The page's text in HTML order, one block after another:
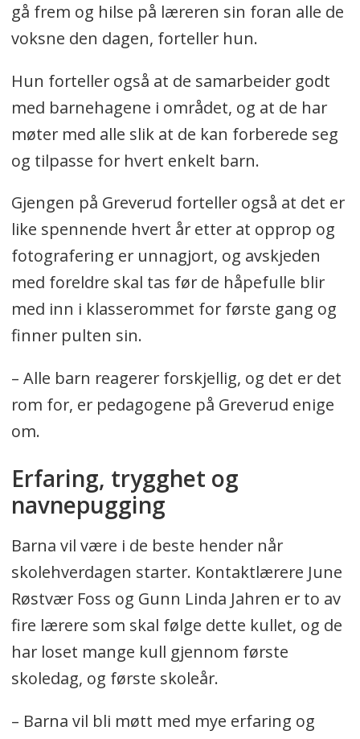
gå frem og hilse på læreren sin foran alle de
voksne den dagen, forteller hun.
Hun forteller også at de samarbeider godt
med barnehagene i området, og at de har
møter med alle slik at de kan forberede seg
og tilpasse for hvert enkelt barn.
Gjengen på Greverud forteller også at det er
like spennende hvert år etter at opprop og
fotografering er unnagjort, og avskjeden
med foreldre skal tas før de håpefulle blir
med inn i klasserommet for første gang og
finner pulten sin.
– Alle barn reagerer forskjellig, og det er det
rom for, er pedagogene på Greverud enige
om.
Erfaring, trygghet og
navnepugging
Barna vil være i de beste hender når
skolehverdagen starter. Kontaktlærere June
Røstvær Foss og Gunn Linda Jahren er to av
fire lærere som skal følge dette kullet, og de
har loset mange kull gjennom første
skoledag, og første skoleår.
– Barna vil bli møtt med mye erfaring og